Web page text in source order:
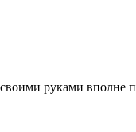
руками